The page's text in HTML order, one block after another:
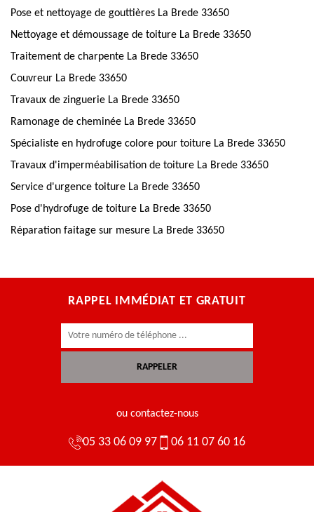
Pose et nettoyage de gouttières La Brede 33650
Nettoyage et démoussage de toiture La Brede 33650
Traitement de charpente La Brede 33650
Couvreur La Brede 33650
Travaux de zinguerie La Brede 33650
Ramonage de cheminée La Brede 33650
Spécialiste en hydrofuge colore pour toiture La Brede 33650
Travaux d'imperméabilisation de toiture La Brede 33650
Service d'urgence toiture La Brede 33650
Pose d'hydrofuge de toiture La Brede 33650
Réparation faitage sur mesure La Brede 33650
RAPPEL IMMÉDIAT ET GRATUIT
ou contactez-nous
05 33 06 09 97 06 11 07 60 16